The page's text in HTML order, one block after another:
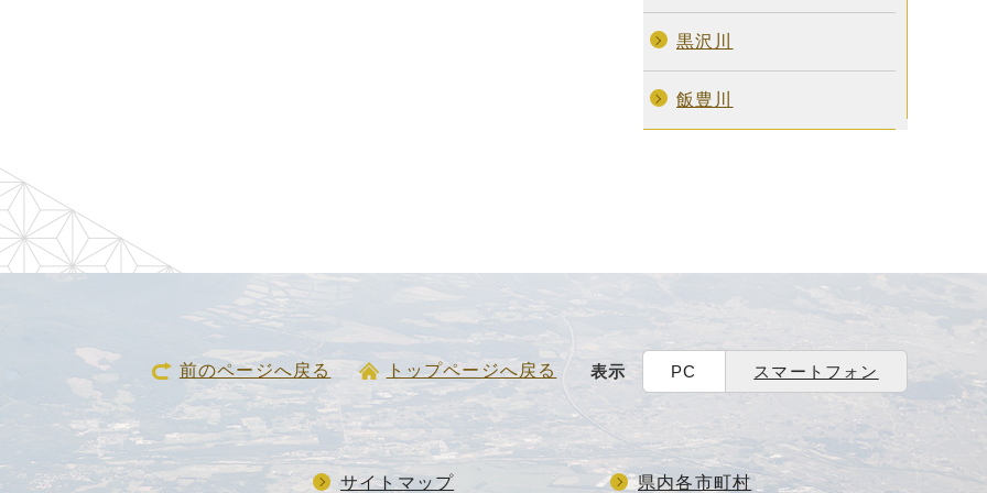
黒沢川
飯豊川
前のページへ戻る トップページへ戻る 表示 PC スマートフォン
サイトマップ 県内各市町村